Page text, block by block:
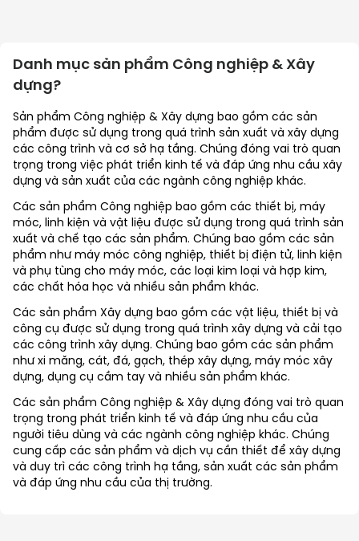
Danh mục sản phẩm Công nghiệp & Xây
dựng?
Sản phẩm Công nghiệp & Xây dựng bao gồm các sản
phẩm được sử dụng trong quá trình sản xuất và xây dựng
các công trình và cơ sở hạ tầng. Chúng đóng vai trò quan
trọng trong việc phát triển kinh tế và đáp ứng nhu cầu xây
dựng và sản xuất của các ngành công nghiệp khác.
Các sản phẩm Công nghiệp bao gồm các thiết bị, máy
móc, linh kiện và vật liệu được sử dụng trong quá trình sản
xuất và chế tạo các sản phẩm. Chúng bao gồm các sản
phẩm như máy móc công nghiệp, thiết bị điện tử, linh kiện
và phụ tùng cho máy móc, các loại kim loại và hợp kim,
các chất hóa học và nhiều sản phẩm khác.
Các sản phẩm Xây dựng bao gồm các vật liệu, thiết bị và
công cụ được sử dụng trong quá trình xây dựng và cải tạo
các công trình xây dựng. Chúng bao gồm các sản phẩm
như xi măng, cát, đá, gạch, thép xây dựng, máy móc xây
dựng, dụng cụ cầm tay và nhiều sản phẩm khác.
Các sản phẩm Công nghiệp & Xây dựng đóng vai trò quan
trọng trong phát triển kinh tế và đáp ứng nhu cầu của
người tiêu dùng và các ngành công nghiệp khác. Chúng
cung cấp các sản phẩm và dịch vụ cần thiết để xây dựng
và duy trì các công trình hạ tầng, sản xuất các sản phẩm
và đáp ứng nhu cầu của thị trường.